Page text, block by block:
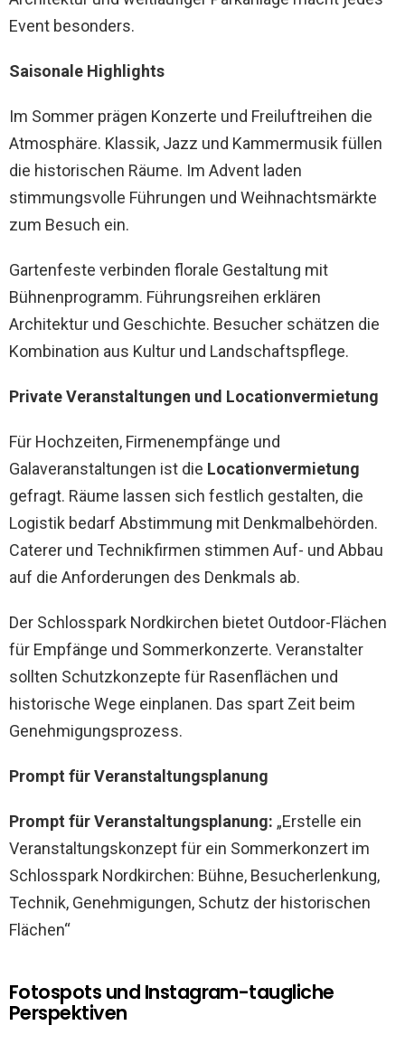
Event besonders.
Saisonale Highlights
Im Sommer prägen Konzerte und Freiluftreihen die
Atmosphäre. Klassik, Jazz und Kammermusik füllen
die historischen Räume. Im Advent laden
stimmungsvolle Führungen und Weihnachtsmärkte
zum Besuch ein.
Gartenfeste verbinden florale Gestaltung mit
Bühnenprogramm. Führungsreihen erklären
Architektur und Geschichte. Besucher schätzen die
Kombination aus Kultur und Landschaftspflege.
Private Veranstaltungen und Locationvermietung
Für Hochzeiten, Firmenempfänge und
Galaveranstaltungen ist die Locationvermietung
gefragt. Räume lassen sich festlich gestalten, die
Logistik bedarf Abstimmung mit Denkmalbehörden.
Caterer und Technikfirmen stimmen Auf- und Abbau
auf die Anforderungen des Denkmals ab.
Der Schlosspark Nordkirchen bietet Outdoor-Flächen
für Empfänge und Sommerkonzerte. Veranstalter
sollten Schutzkonzepte für Rasenflächen und
historische Wege einplanen. Das spart Zeit beim
Genehmigungsprozess.
Prompt für Veranstaltungsplanung
Prompt für Veranstaltungsplanung: „Erstelle ein
Veranstaltungskonzept für ein Sommerkonzert im
Schlosspark Nordkirchen: Bühne, Besucherlenkung,
Technik, Genehmigungen, Schutz der historischen
Flächen“
Fotospots und Instagram-taugliche
Perspektiven